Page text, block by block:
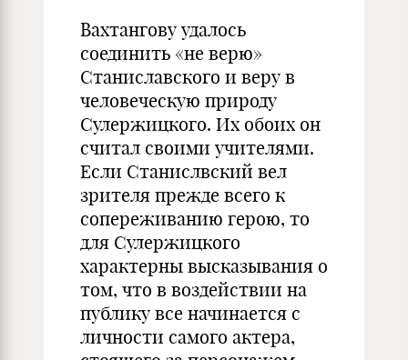
Вахтангову удалось
соединить «не верю»
Станиславского и веру в
человеческую природу
Сулержицкого. Их обоих он
считал своими учителями.
Если Станислвский вел
зрителя прежде всего к
сопереживанию герою, то
для Сулержицкого
характерны высказывания о
том, что в воздействии на
публику все начинается с
личности самого актера,